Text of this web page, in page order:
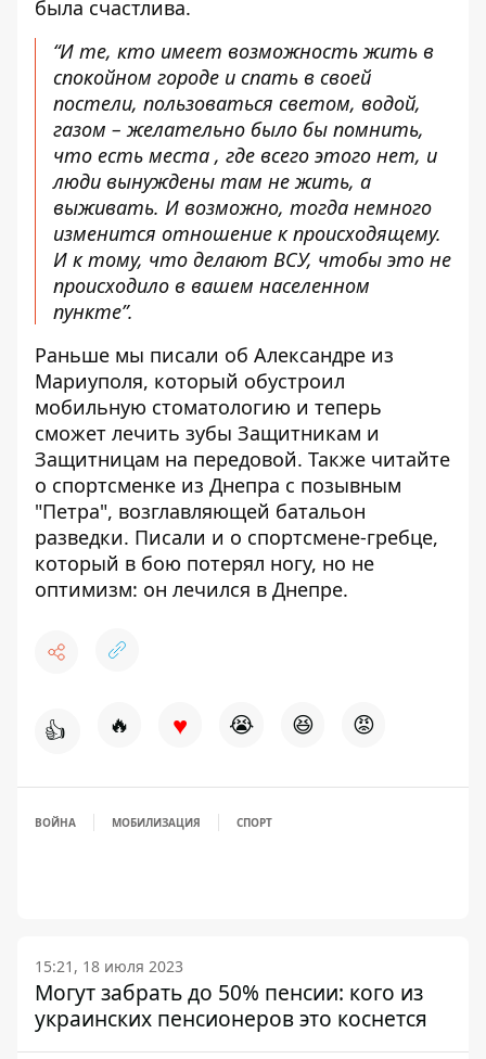
была счастлива.
“И те, кто имеет возможность жить в
спокойном городе и спать в своей
постели, пользоваться светом, водой,
газом – желательно было бы помнить,
что есть места , где всего этого нет, и
люди вынуждены там не жить, а
выживать. И возможно, тогда немного
изменится отношение к происходящему.
И к тому, что делают ВСУ, чтобы это не
происходило в вашем населенном
пункте”.
Раньше мы писали об Александре из
Мариуполя, который обустроил
мобильную стоматологию и теперь
сможет лечить зубы Защитникам и
Защитницам на передовой. Также читайте
о спортсменке из Днепра с позывным
"Петра", возглавляющей батальон
разведки. Писали и о спортсмене-гребце,
который в бою потерял ногу, но не
оптимизм: он лечился в Днепре.
👍 🔥 ♥ 😭 😆 😡
ВОЙНА МОБИЛИЗАЦИЯ СПОРТ
15:21, 18 июля 2023
Могут забрать до 50% пенсии: кого из
украинских пенсионеров это коснется